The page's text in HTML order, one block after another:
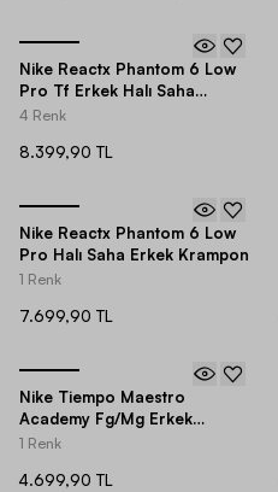
Nike Reactx Phantom 6 Low
Pro Tf Erkek Halı Saha
Ayakkabısı
4 Renk
8.399,90 TL
Nike Reactx Phantom 6 Low
Pro Halı Saha Erkek Krampon
1 Renk
7.699,90 TL
Nike Tiempo Maestro
Academy Fg/Mg Erkek
Krampon
1 Renk
4.699,90 TL